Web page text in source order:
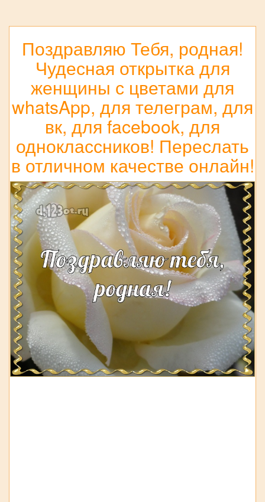
Поздравляю Тебя, родная!
Чудесная открытка для
женщины с цветами для
whatsApp, для телеграм, для
вк, для facebook, для
одноклассников! Переслать
в отличном качестве онлайн!